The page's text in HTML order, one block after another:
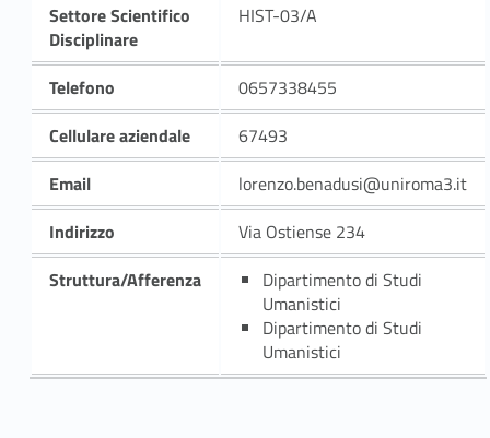
Settore Scientifico
Disciplinare
HIST-03/A
Telefono
0657338455
Cellulare aziendale
67493
Email
lorenzo.benadusi@uniroma3.it
Indirizzo
Via Ostiense 234
Struttura/Afferenza
Dipartimento di Studi
Umanistici
Dipartimento di Studi
Umanistici